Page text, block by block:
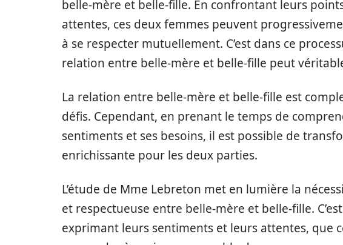
belle-mère et belle-fille. En confrontant leurs
attentes, ces deux femmes peuvent
à se respecter mutuellement. C’est dans ce
relation entre belle-mère et belle-fille peut
La relation entre belle-mère et belle-fille est
défis. Cependant, en prenant le temps de
sentiments et ses besoins, il est possible de
enrichissante pour les deux parties.
L’étude de Mme Lebreton met en lumière la
et respectueuse entre belle-mère et belle-fille.
exprimant leurs sentiments et leurs attentes, que